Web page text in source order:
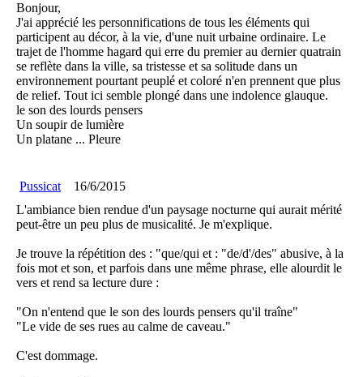
Bonjour,
J'ai apprécié les personnifications de tous les éléments qui
participent au décor, à la vie, d'une nuit urbaine ordinaire. Le
trajet de l'homme hagard qui erre du premier au dernier quatrain
se reflète dans la ville, sa tristesse et sa solitude dans un
environnement pourtant peuplé et coloré n'en prennent que plus
de relief. Tout ici semble plongé dans une indolence glauque.
le son des lourds pensers
Un soupir de lumière
Un platane ... Pleure
Pussicat
16/6/2015
L'ambiance bien rendue d'un paysage nocturne qui aurait mérité
peut-être un peu plus de musicalité. Je m'explique.
Je trouve la répétition des : "que/qui et : "de/d'/des" abusive, à la
fois mot et son, et parfois dans une même phrase, elle alourdit le
vers et rend sa lecture dure :
"On n'entend que le son des lourds pensers qu'il traîne"
"Le vide de ses rues au calme de caveau."
C'est dommage.